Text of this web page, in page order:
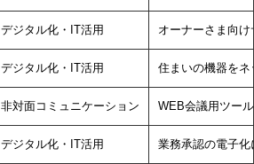
デジタル化・IT活用 オーナーさま向
デジタル化・IT活用 住まいの機器を
非対面コミュニケーション WEB会議用ツール
デジタル化・IT活用 業務承認の電子